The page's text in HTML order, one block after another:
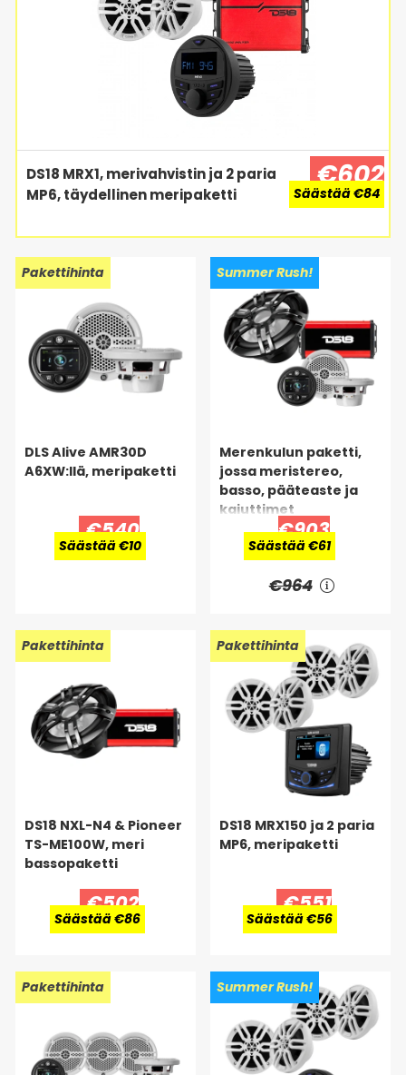
DS18 MRX1, merivahvistin ja 2 paria
MP6, täydellinen meripaketti
€602
Säästää €84
Pakettihinta
DLS Alive AMR30D
A6XW:llä, meripaketti
€540
Säästää €10
Summer Rush!
Merenkulun paketti,
jossa meristereo,
basso, pääteaste ja
kaiuttimet
€903
Säästää €61
€964
Pakettihinta
DS18 NXL-N4 & Pioneer
TS-ME100W, meri
bassopaketti
€502
Säästää €86
Pakettihinta
DS18 MRX150 ja 2 paria
MP6, meripaketti
€551
Säästää €56
Pakettihinta Summer Rush!